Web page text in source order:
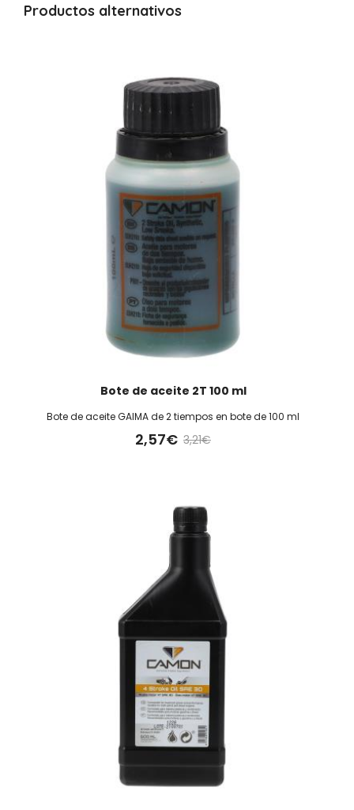
Productos alternativos
Bote de aceite 2T 100 ml
Bote de aceite GAIMA de 2 tiempos en bote de 100 ml
2,57€ 3,21€